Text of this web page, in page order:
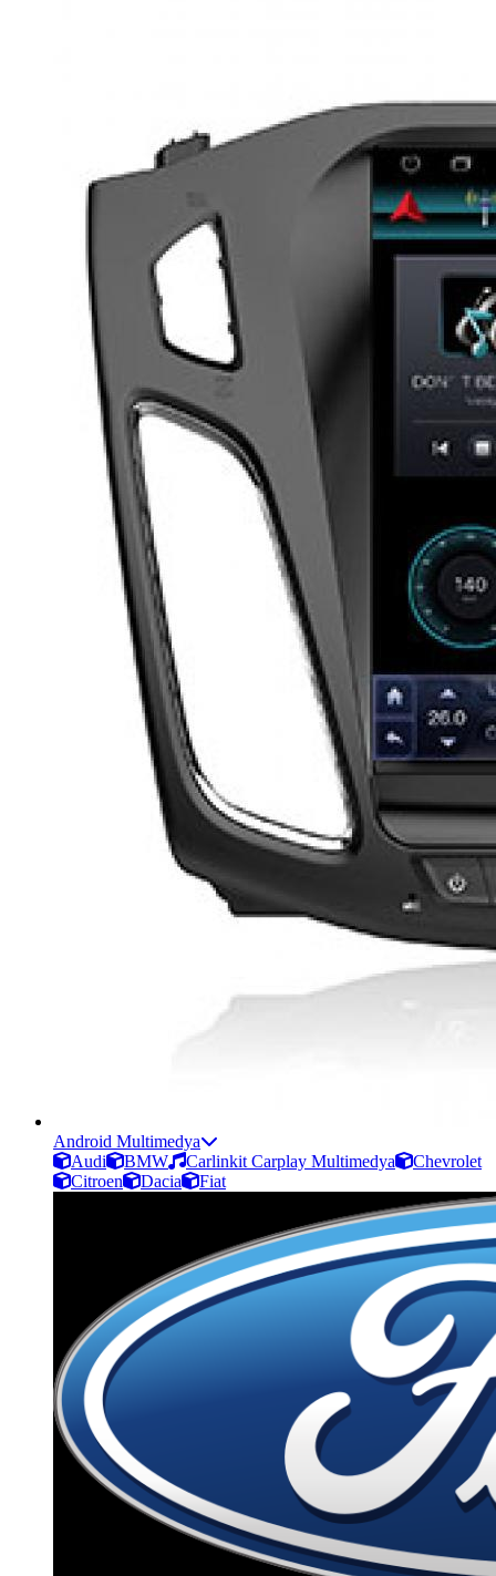
Android Multimedya
Audi
BMW Carlinkit Carplay Multimedya
Chevrolet
Citroen
Dacia Fiat